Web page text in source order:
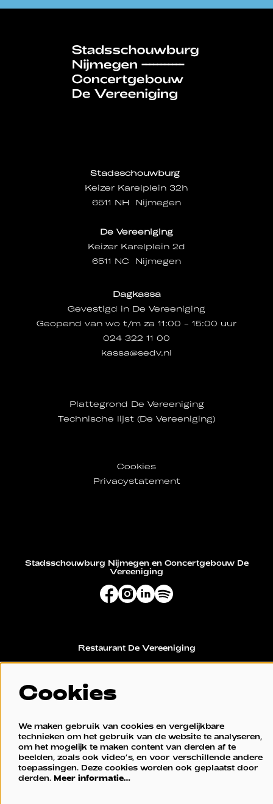
Stadsschouwburg
Keizer Karelplein 32h
6511 NH Nijmegen
De Vereeniging
Keizer Karelplein 2d
6511 NC Nijmegen
Dagkassa
Gevestigd in De Vereeniging
Geopend van wo t/m za 11:00 - 15:00 uur
024 322 11 00
kassa@sedv.nl
Plattegrond De Vereeniging
Technische lijst (De Vereeniging)
Cookies
Privacystatement
Stadsschouwburg Nijmegen en Concertgebouw De
Vereeniging
Restaurant De Vereeniging
© Stadsschouwburg Nijmegen en Concertgebouw De
Cookies
We maken gebruik van cookies en vergelijkbare
technieken om het gebruik van de website te analyseren,
om het mogelijk te maken content van derden af te
beelden, zoals ook video’s, en voor verschillende andere
toepassingen. Deze cookies worden ook geplaatst door
derden. Meer informatie…